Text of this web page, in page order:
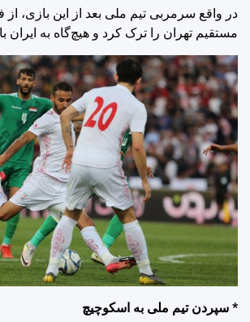
در واقع سرمربی تیم ملی بعد از این بازی، از
مستقیم تهران را ترک کرد و هیچ‌گاه به ایران
* سپردن تیم ملی به اسکوچیچ